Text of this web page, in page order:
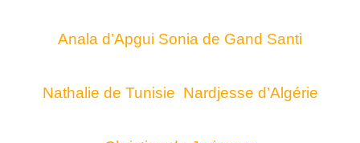
Anala d’Apgui Sonia de Gand Santi
Nathalie de Tunisie Nardjesse d’Algérie